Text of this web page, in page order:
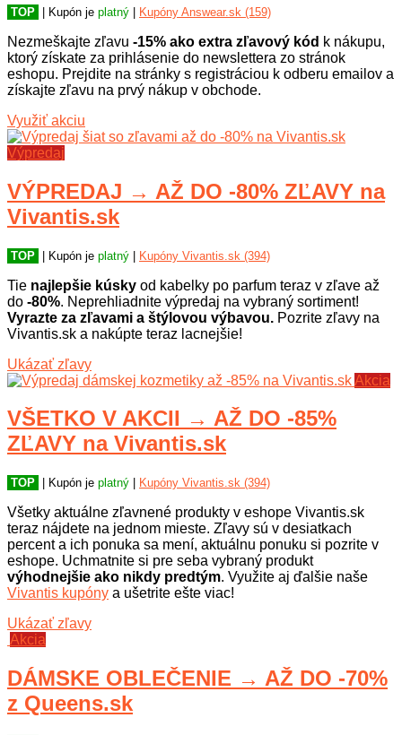
TOP | Kupón je platný Kupóny Answear.sk (159)
Nezmeškajte zľavu -15% ako extra zľavový kód k nákupu,
ktorý získate za prihlásenie do newslettera zo stránok
eshopu. Prejdite na stránky s registráciou k odberu emailov a
získajte zľavu na prvý nákup v obchode.
Využiť akciu
Výpredaj
VÝPREDAJ → AŽ DO -80% ZĽAVY na
Vivantis.sk
TOP | Kupón je platný | Kupóny Vivantis.sk (394)
Tie najlepšie kúsky od kabelky po parfum teraz v zľave až
do -80%. Neprehliadnite výpredaj na vybraný sortiment!
Vyrazte za zľavami a štýlovou výbavou. Pozrite zľavy na
Vivantis.sk a nakúpte teraz lacnejšie!
Ukázať zľavy
Akcia
VŠETKO V AKCII → AŽ DO -85%
ZĽAVY na Vivantis.sk
TOP | Kupón je platný Kupóny Vivantis.sk (394)
Všetky aktuálne zľavnené produkty v eshope Vivantis.sk
teraz nájdete na jednom mieste. Zľavy sú v desiatkach
percent a ich ponuka sa mení, aktuálnu ponuku si pozrite v
eshope. Uchmatnite si pre seba vybraný produkt
výhodnejšie ako nikdy predtým. Využite aj ďalšie naše
Vivantis kupóny a ušetrite ešte viac!
Ukázať zľavy
Akcia
DÁMSKE OBLEČENIE → AŽ DO -70%
z Queens.sk